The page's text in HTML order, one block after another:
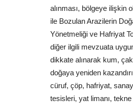
alınması, bölgeye ilişkin
ile Bozulan Arazilerin
Yönetmeliği ve Hafriyat
diğer ilgili mevzuata
dikkate alınarak kum,
doğaya yeniden
cüruf, çöp, hafriyat,
tesisleri, yat limanı, tekne